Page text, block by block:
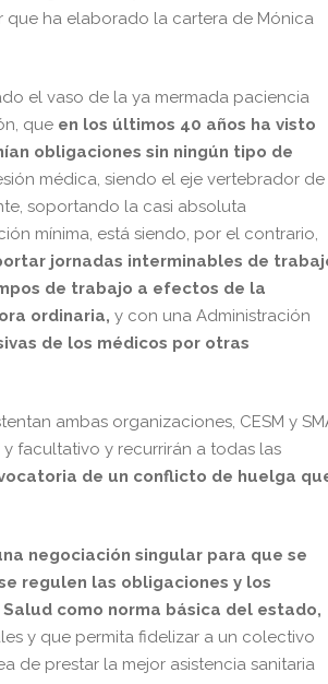
ha elaborado la cartera de Mónica
el vaso de la ya mermada paciencia
que en los últimos 40 años ha visto
obligaciones sin ningún tipo de
médica, siendo el eje vertebrador de
soportando la casi absoluta
mínima, está siendo, por el contrario,
jornadas interminables de
de trabajo a efectos de la
ordinaria, y con una Administración
de los médicos por otras
ambas organizaciones, CESM y
facultativo y recurrirán a todas las
de un conflicto de huelga
negociación singular para que se
regulen las obligaciones y los
como norma básica del estado,
y que permita fidelizar a un colectivo
de prestar la mejor asistencia sanitaria